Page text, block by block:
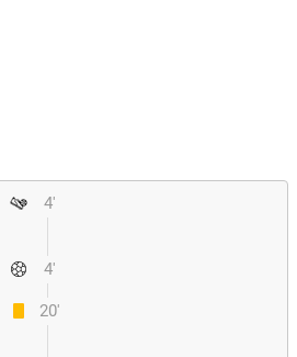
4'
4'
20'